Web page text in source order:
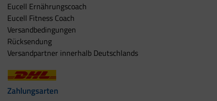
Eucell Ernährungscoach
Eucell Fitness Coach
Versandbedingungen
Rücksendung
Versandpartner innerhalb Deutschlands
Zahlungsarten